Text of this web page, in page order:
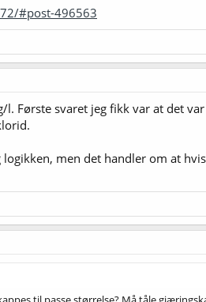
#post-496563
l. Første svaret jeg fikk var at det
men det handler om at